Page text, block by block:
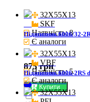
32X55X13
SKF
Наявність: 8
Є аналоги
875 грн
Купити
Підшипник 6006/32-
32X55X13
VBF
Наявність: 5
Є аналоги
Підшипник 6006-2RS
32X55X13